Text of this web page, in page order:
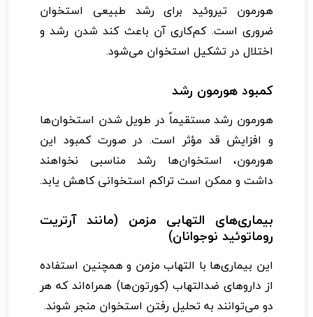
هورمون تیروئید برای رشد طبیعی استخوان
ضروری است. کم‌کاری آن باعث کند شدن رشد و
اختلال در تشکیل استخوان می‌شود.
کمبود هورمون رشد
هورمون رشد مستقیماً در طویل شدن استخوان‌ها
و افزایش قد مؤثر است. در صورت کمبود این
هورمون، استخوان‌ها رشد مناسبی نخواهند
داشت و ممکن است تراکم استخوانی کاهش یابد.
بیماری‌های التهابی مزمن (مانند آرتریت
روماتوئید نوجوانان)
این بیماری‌ها با التهاب مزمن و همچنین استفاده
از داروهای ضدالتهاب (کورتون‌ها) همراه‌اند که هر
دو می‌توانند به تحلیل رفتن استخوان منجر شوند.